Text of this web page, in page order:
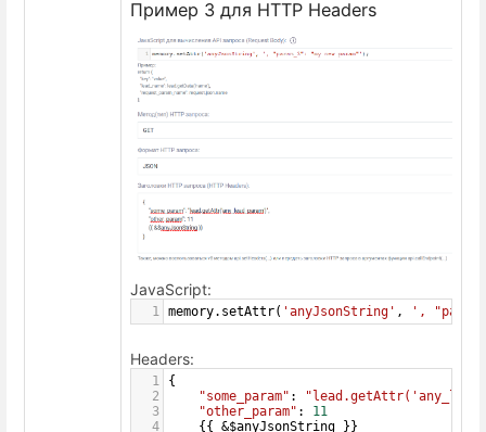
Пример 3 для HTTP Headers
JavaScript:
1 memory. setAttr( 'anyJsonString' , ',
Headers:
1
{
2
"some_param" :
3
"other_param" : 11
4
{{ &$anyJsonString }}